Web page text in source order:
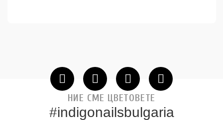
НИЕ СМЕ ЦВЕТОВЕТЕ
#indigonailsbulgaria